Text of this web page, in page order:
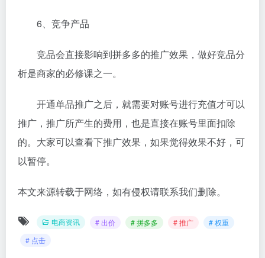
6、竞争产品
竞品会直接影响到拼多多的推广效果，做好竞品分
析是商家的必修课之一。
开通单品推广之后，就需要对账号进行充值才可以
推广，推广所产生的费用，也是直接在账号里面扣除
的。大家可以查看下推广效果，如果觉得效果不好，可
以暂停。
本文来源转载于网络，如有侵权请联系我们删除。
电商资讯 # 出价 # 拼多多 # 推广
# 权重
# 点击